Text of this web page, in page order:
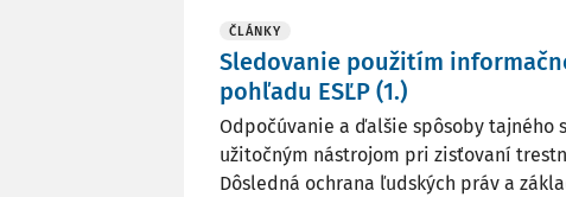
ČLÁNKY
Sledovanie použitím
pohľadu ESĽP (1.)
Odpočúvanie a ďalšie spôsoby tajného
užitočným nástrojom pri zisťovaní
Dôsledná ochrana ľudských práv a